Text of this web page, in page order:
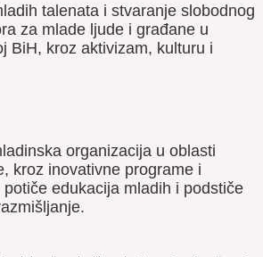
talenata i stvaranje slobodnog
za mlade ljude i građane u
BiH, kroz aktivizam, kulturu i
organizacija u oblasti
kroz inovativne programe i
edukacija mladih i podstiče